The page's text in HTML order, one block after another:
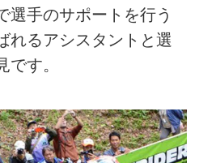
選手のサポートを行う
れるアシスタントと選
す。